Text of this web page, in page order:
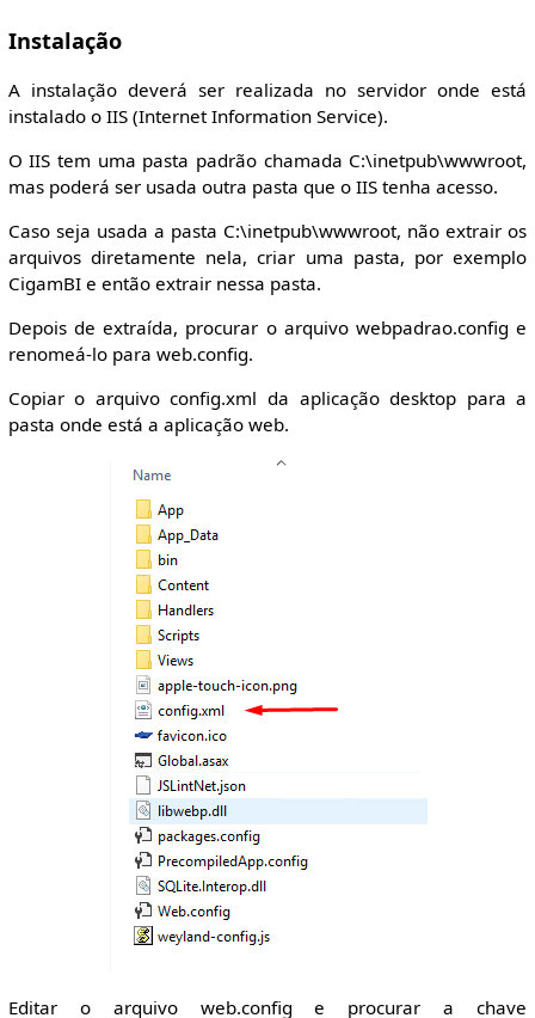
Instalação
A instalação deverá ser realizada no servidor onde está
instalado o IIS (Internet Information Service).
O IIS tem uma pasta padrão chamada C:\inetpub\wwwroot,
mas poderá ser usada outra pasta que o IIS tenha acesso.
Caso seja usada a pasta C:\inetpub\wwwroot, não extrair os
arquivos diretamente nela, criar uma pasta, por exemplo
CigamBI e então extrair nessa pasta.
Depois de extraída, procurar o arquivo webpadrao.config e
renomeá-lo para web.config.
Copiar o arquivo config.xml da aplicação desktop para a
pasta onde está a aplicação web.
Editar o arquivo web.config e procurar a chave